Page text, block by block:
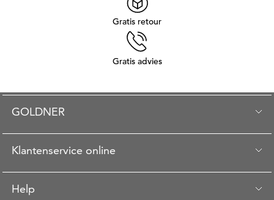
Gratis retour
Gratis advies
GOLDNER
Klantenservice online
Help